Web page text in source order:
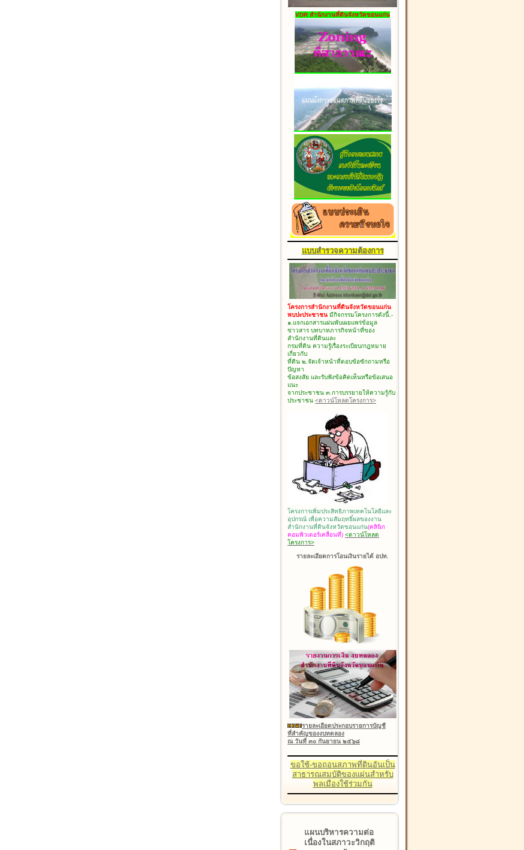
VDR สำนักงานที่ดินจังหวัดขอนแก่น
แบบสำรวจความต้องการ
โครงการสำนักงานที่ดินจังหวัดขอนแก่น
พบปะประชาชน มีกิจกรรมโครงการดังนี้.-
๑.แจกเอกสารแผ่นพับเผยแพร่ข้อมูล
ข่าวสาร บทบาทภารกิจหน้าที่ของ
สำนักงานที่ดินและ
กรมที่ดิน ความรู้เรื่องระเบียบ/กฎหมาย
เกี่ยวกับ
ที่ดิน ๒.จัดเจ้าหน้าที่ตอบข้อซักถามหรือ
ปัญหา
ข้อสงสัย และรับฟังข้อคิดเห็นหรือข้อเสนอ
แนะ
จากประชาชน ๓.การบรรยายให้ความรู้กับ
ประชาชน <ดาวน์โหลดโครงการ>
โครงการเพิ่มประสิทธิภาพเทคโนโลยีและ
อุปกรณ์ เพื่อความสัมฤทธิ์ผลของงาน
สำนักงานที่ดินจังหวัดขอนแก่น(คลินิก
คอมพิวเตอร์เคลื่อนที่) <ดาวน์โหลด
โครงการ>
รายละเอียดการโอนเงินรายได้ อปท.
รายละเอียดประกอบรายการบัญชี
ที่สำคัญของงบทดลอง
ณ วันที่ ๓๐ กันยายน ๒๕๖๘
ขอใช้-ขอถอนสภาพที่ดินอันเป็น
สาธารณสมบัติของแผ่นสำหรับ
พลเมืองใช้ร่วมกัน
แผนบริหารความต่อ
เนื่องในสภาวะวิกฤติ